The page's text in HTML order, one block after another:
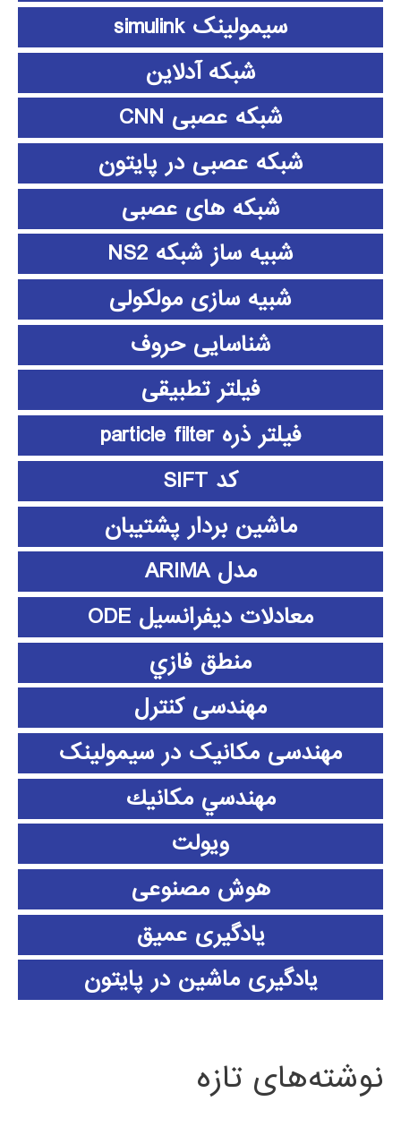
سیمولینک simulink
شبکه آدلاین
شبکه عصبی CNN
شبکه عصبی در پایتون
شبکه های عصبی
شبیه ساز شبکه NS2
شبیه سازی مولکولی
شناسایی حروف
فیلتر تطبیقی
فیلتر ذره particle filter
کد SIFT
ماشین بردار پشتیبان
مدل ARIMA
معادلات دیفرانسیل ODE
منطق فازي
مهندسی کنترل
مهندسی مکانیک در سیمولینک
مهندسي مكانيك
ویولت
هوش مصنوعی
یادگیری عمیق
یادگیری ماشین در پایتون
نوشته‌های تازه